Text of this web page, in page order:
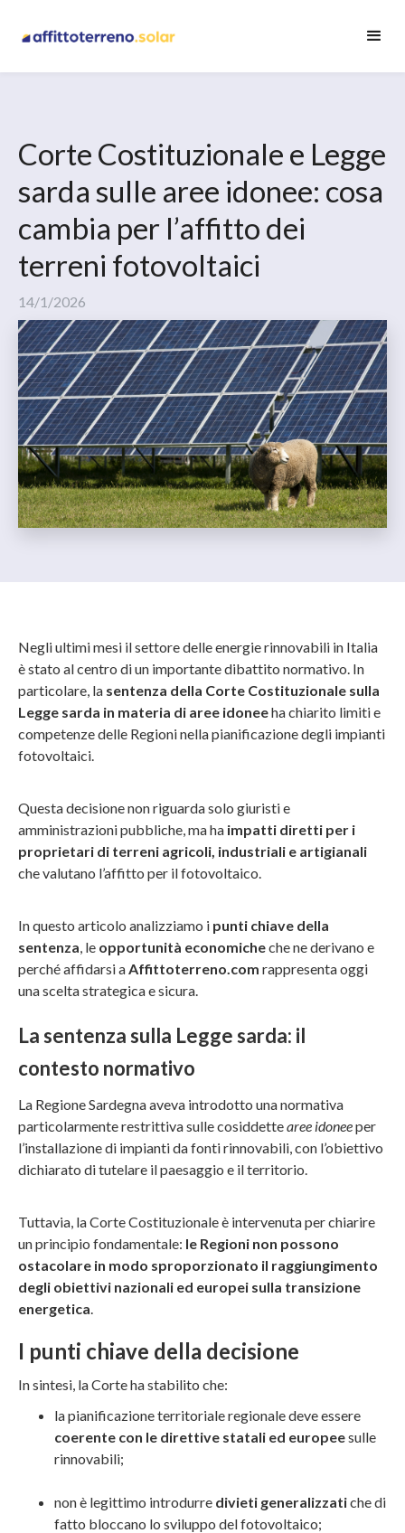
Corte Costituzionale e Legge
sarda sulle aree idonee: cosa
cambia per l’affitto dei
terreni fotovoltaici
14/1/2026
Negli ultimi mesi il settore delle energie rinnovabili in Italia
è stato al centro di un importante dibattito normativo. In
particolare, la sentenza della Corte Costituzionale sulla
Legge sarda in materia di aree idoneeha chiarito limiti e
competenze delle Regioni nella pianificazione degli impianti
fotovoltaici.
Questa decisione non riguarda solo giuristi e
amministrazioni pubbliche, ma ha impatti diretti per i
proprietari di terreni agricoli, industriali e artigianali
che valutano l’affitto per il fotovoltaico.
In questo articolo analizziamo i punti chiave della
sentenza, le opportunità economicheche ne derivano e
perché affidarsi aAffittoterreno.com rappresenta oggi
una scelta strategica e sicura.
La sentenza sulla Legge sarda: il
contesto normativo
La Regione Sardegna aveva introdotto una normativa
particolarmente restrittiva sulle cosiddettearee idoneeper
l’installazione di impianti da fonti rinnovabili, con l’obiettivo
dichiarato di tutelare il paesaggio e il territorio.
Tuttavia, la Corte Costituzionale è intervenuta per chiarire
un principio fondamentale: le Regioni non possono
ostacolare in modo sproporzionato il raggiungimento
degli obiettivi nazionali ed europei sulla transizione
energetica.
I punti chiave della decisione
In sintesi, la Corte ha stabilito che:
la pianificazione territoriale regionale deve essere
coerente con le direttive statali ed europeesulle
rinnovabili;
non è legittimo introdurre divieti generalizzatiche di
fatto bloccano lo sviluppo del fotovoltaico;